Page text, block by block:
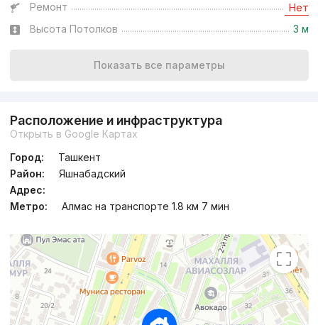
Ремонт Нет
Высота Потолков 3 м
Показать все параметры
Расположение и инфраструктура
Открыть в Google Картах
Город:
Ташкент
Район:
Яшнабадский
Адрес:
Метро:
Алмас на транспорте 1.8 км 7 мин